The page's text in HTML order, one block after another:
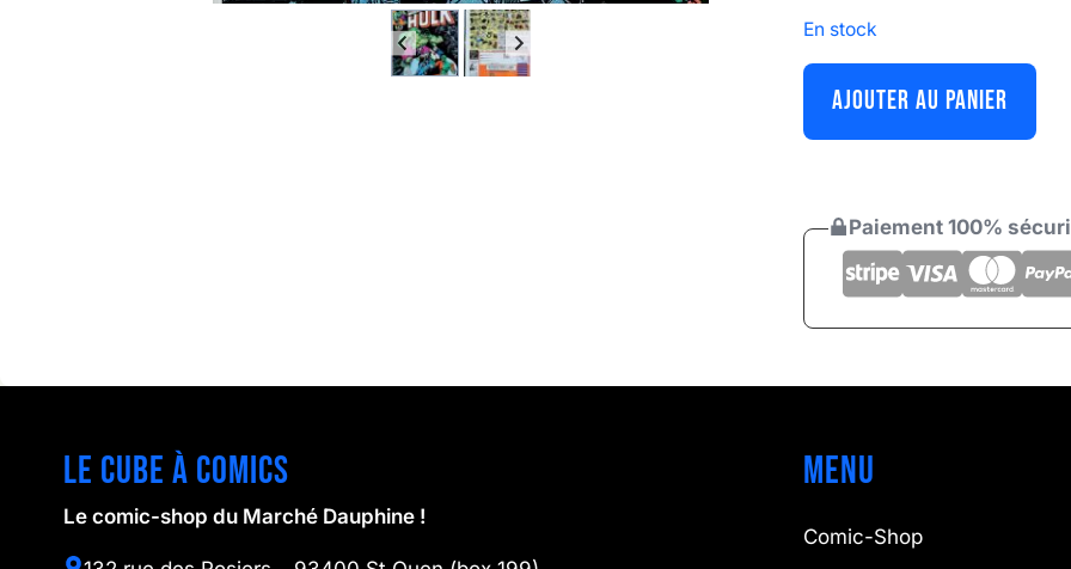
En stock
AJOUTER AU PANIER
Paiement 100%
Le cube à comics
Le comic-shop du Marché Dauphine !
Menu
Comic-Shop